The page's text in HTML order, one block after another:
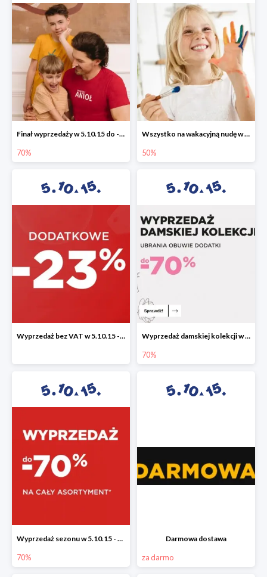
Finał wyprzedaży w 5.10.15 do -70%
70%
Wszystko na wakacyjną nudę w 5.10.15 - gry i zabawki do -50%
50%
Wyprzedaż bez VAT w 5.10.15 - dodatkowe -23% rabatu Wyprzedaż damskiej kolekcji w 5.10.15 - ubrania, obuwie i dodatki do -70%
70%
Wyprzedaż sezonu w 5.10.15 - cały asortyment -70%
70%
Darmowa dostawa
za darmo